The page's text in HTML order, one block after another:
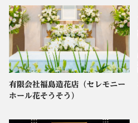
有限会社福島造花店（セレモニー
ホール花そうそう）